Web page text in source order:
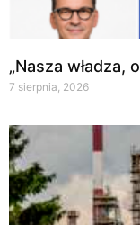
„Nasza władza,
7 sierpnia, 2026